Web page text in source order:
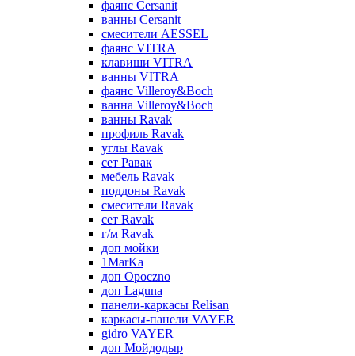
фаянс Cersanit
ванны Cersanit
смесители AESSEL
фаянс VITRA
клавиши VITRA
ванны VITRA
фаянс Villeroy&Boch
ванна Villeroy&Boch
ванны Ravak
профиль Ravak
углы Ravak
сет Равак
мебель Ravak
поддоны Ravak
смесители Ravak
сет Ravak
г/м Ravak
доп мойки
1MarKa
доп Opoczno
доп Laguna
панели-каркасы Relisan
каркасы-панели VAYER
gidro VAYER
доп Мойдодыр